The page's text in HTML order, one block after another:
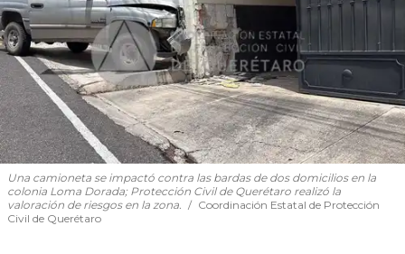
Una camioneta se impactó contra las bardas de dos domicilios en la
colonia Loma Dorada; Protección Civil de Querétaro realizó la
valoración de riesgos en la zona.
Coordinación Estatal de Protección
Civil de Querétaro